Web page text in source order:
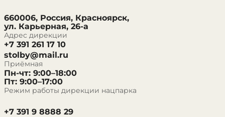
660006, Россия, Красноярск,
ул. Карьерная, 26-а
Адрес дирекции
+7 391 261 17 10
stolby@mail.ru
Приёмная
Пн-чт: 9:00–18:00
Пт: 9:00–17:00
Режим работы дирекции нацпарка
+7 391 9 8888 29